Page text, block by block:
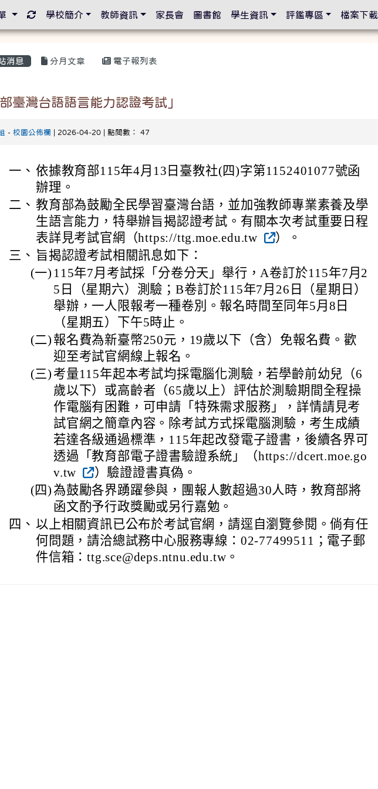
消息 分月文章 電子報列表
臺灣台語語言能力認證考試」
- 校園公佈欄 | 2026-04-20 | 點閱數： 47
一、 依據教育部115年4月13日臺教社(四)字第1152401077號函
辦理。
二、 教育部為鼓勵全民學習臺灣台語，並加強教師專業素養及學
生語言能力，特舉辦旨揭認證考試。有關本次考試重要日程
表詳見考試官網（https://ttg.moe.edu.tw
）。
三、 旨揭認證考試相關訊息如下：
(一) 115年7月考試採「分卷分天」舉行，A卷訂於115年7月2
5日（星期六）測驗；B卷訂於115年7月26日（星期日）
舉辦，一人限報考一種卷別。報名時間至同年5月8日
（星期五）下午5時止。
(二) 報名費為新臺幣250元，19歲以下（含）免報名費。歡
迎至考試官網線上報名。
(三) 考量115年起本考試均採電腦化測驗，若學齡前幼兒（6
歲以下）或高齡者（65歲以上）評估於測驗期間全程操
作電腦有困難，可申請「特殊需求服務」，詳情請見考
試官網之簡章內容。除考試方式採電腦測驗，考生成績
若達各級通過標準，115年起改發電子證書，後續各界可
透過「教育部電子證書驗證系統」（https://dcert.moe.go
v.tw
）驗證證書真偽。
(四)為鼓勵各界踴躍參與，團報人數超過30人時，教育部將
函文酌予行政獎勵或另行嘉勉。
四、 以上相關資訊已公布於考試官網，請逕自瀏覽參閱。倘有任
何問題，請洽總試務中心服務專線：02-77499511；電子郵
件信箱：ttg.sce@deps.ntnu.edu.tw。
重新取得佈景設定
學校簡介 教師資訊 家長會 圖書館 學生資訊 評鑑專區 檔案下載